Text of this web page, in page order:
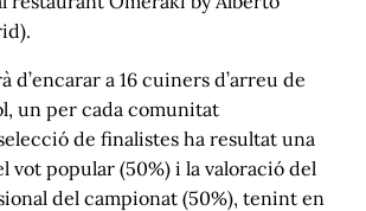
d’encarar a 16 cuiners d’arreu de
un per cada comunitat
de finalistes ha resultat una
vot popular (50%) i la valoració del
del campionat (50%), tenint en